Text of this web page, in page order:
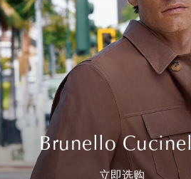
Brunello
立即选购